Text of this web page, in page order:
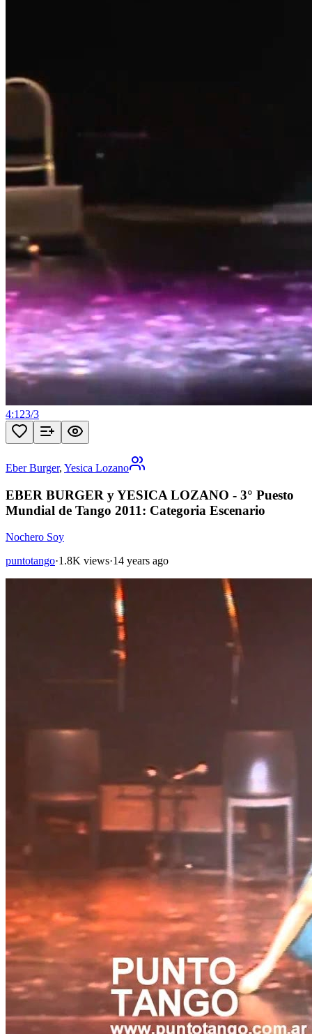
4:123/3
Eber Burger, Yesica Lozano
EBER BURGER y YESICA LOZANO - 3° Puesto
Mundial de Tango 2011: Categoria Escenario
Nochero Soy
puntotango·1.8K views·14 years ago